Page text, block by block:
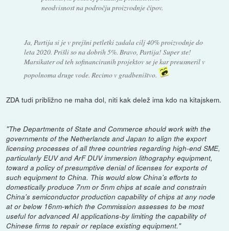
neodvisnost na področju proizvodnje čipov.
Ja, Partija si je v prejšni petletki zadala cilj 40% proizvodnje do
leta 2020. Prišli so na dobrih 5%. Bravo, Partija! Super ste!
Marsikater od teh sofinanciranih projektov se je kar preusmeril v
popolnoma druge vode. Recimo v gradbeništvo.
ZDA tudi približno ne maha dol, niti kak delež ima kdo na kitajskem.
"The Departments of State and Commerce should work with the
governments of the Netherlands and Japan to align the export
licensing processes of all three countries regarding high-end SME,
particularly EUV and ArF DUV immersion lithography equipment,
toward a policy of presumptive denial of licenses for exports of
such equipment to China. This would slow China's efforts to
domestically produce 7nm or 5nm chips at scale and constrain
China's semiconductor production capability of chips at any node
at or below 16nm-which the Commission assesses to be most
useful for advanced AI applications-by limiting the capability of
Chinese firms to repair or replace existing equipment."